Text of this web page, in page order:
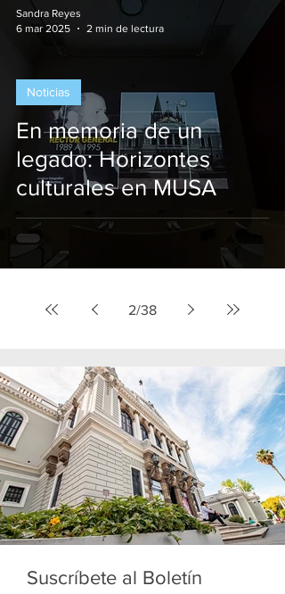
En memoria de un
legado: Horizontes
culturales en MUSA
Noticias
Sandra Reyes
6 mar 2025
2 min de lectura
2/38
Suscríbete al Boletín